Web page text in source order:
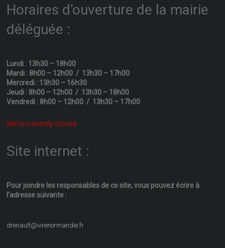
Horaires d’ouverture de la mairie
déléguée :
Lundi : 13h30 – 18h00
Mardi : 8h00 – 12h00 / 13h30 – 17h00
Mercredi : 13h30 – 16h30
Jeudi : 8h00 – 12h00 / 13h30 – 18h00
Vendredi : 8h00 – 12h00 / 13h30 – 17h00
We're currently closed.
Site internet :
Pour joindre les responsables de ce site, vous pouvez écrire à
l’adresse suivante :
drenault@virenormandie.fr